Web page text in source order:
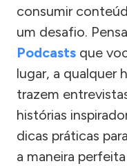
consumir
um desafio.
Podcasts que
lugar, a qualquer
trazem
histórias
dicas práticas
a maneira